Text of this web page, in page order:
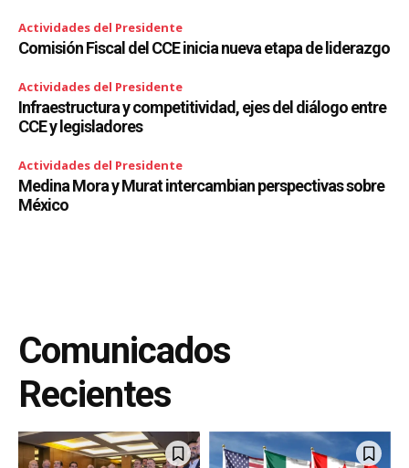
Actividades del Presidente
Comisión Fiscal del CCE inicia nueva etapa de liderazgo
Actividades del Presidente
Infraestructura y competitividad, ejes del diálogo entre
CCE y legisladores
Actividades del Presidente
Medina Mora y Murat intercambian perspectivas sobre
México
Comunicados
Recientes